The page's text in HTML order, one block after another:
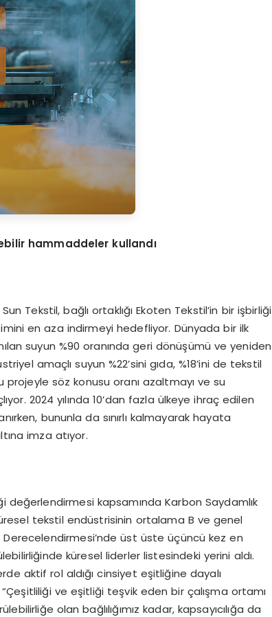
hammaddeler kullandı
Tekstil, bağlı ortaklığı Ekoten Tekstil’in bir işbirliği
en aza indirmeyi hedefliyor. Dünyada bir ilk
suyun %90 oranında geri dönüşümü ve yeniden
amaçlı suyun %22’sini gıda, %18’ini de tekstil
projeyle söz konusu oranı azaltmayı ve su
2024 yılında 10’dan fazla ülkeye ihraç edilen
bununla da sınırlı kalmayarak hayata
imza atıyor.
değerlendirmesi kapsamında Karbon Saydamlık
tekstil endüstrisinin ortalama B ve genel
Derecelendirmesi’nde üst üste üçüncü kez en
küresel liderler listesindeki yerini aldı.
aktif rol aldığı cinsiyet eşitliğine dayalı
ve eşitliği teşvik eden bir çalışma ortamı
olan bağlılığımız kadar, kapsayıcılığa da